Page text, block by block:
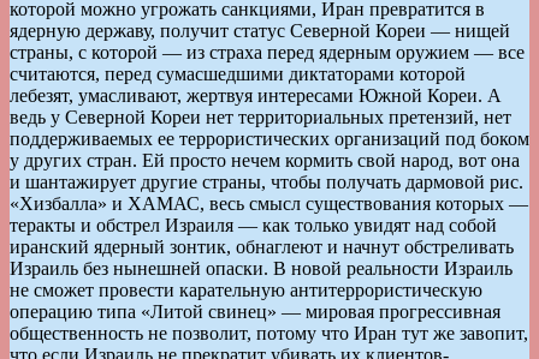
которой можно угрожать санкциями, Иран превратится в
ядерную державу, получит статус Северной Кореи — нищей
страны, с которой — из страха перед ядерным оружием — все
считаются, перед сумасшедшими диктаторами которой
лебезят, умасливают, жертвуя интересами Южной Кореи. А
ведь у Северной Кореи нет территориальных претензий, нет
поддерживаемых ее террористических организаций под боком
у других стран. Ей просто нечем кормить свой народ, вот она
и шантажирует другие страны, чтобы получать дармовой рис.
«Хизбалла» и ХАМАС, весь смысл существования которых —
теракты и обстрел Израиля — как только увидят над собой
иранский ядерный зонтик, обнаглеют и начнут обстреливать
Израиль без нынешней опаски. В новой реальности Израиль
не сможет провести карательную антитеррористическую
операцию типа «Литой свинец» — мировая прогрессивная
общественность не позволит, потому что Иран тут же завопит,
что если Израиль не прекратит убивать их клиентов-